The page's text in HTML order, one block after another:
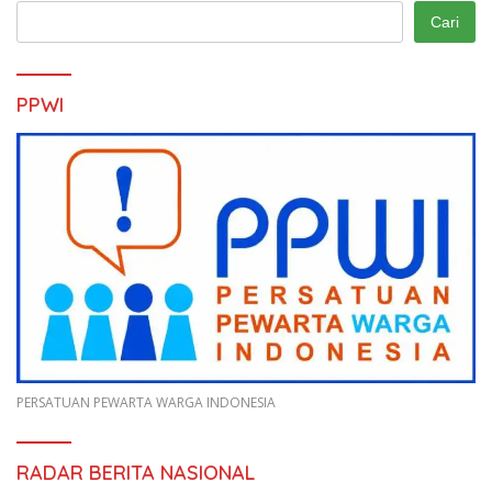
Cari
PPWI
PERSATUAN PEWARTA WARGA INDONESIA
RADAR BERITA NASIONAL